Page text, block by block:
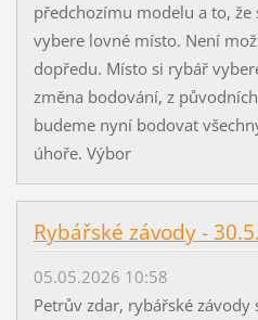
předchozímu modelu a to,
vybere lovné místo. Není
dopředu. Místo si rybář
změna bodování, z
budeme nyní bodovat
úhoře. Výbor
Rybářské závody -
05.05.2026 10:58
Petrův zdar, rybářské